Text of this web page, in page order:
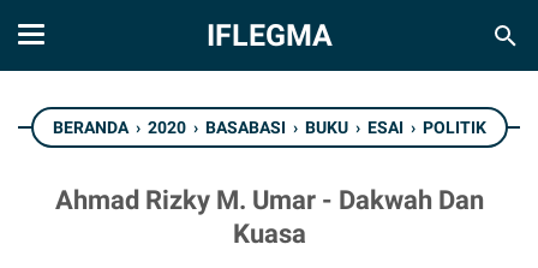
IFLEGMA
BERANDA › 2020 › BASABASI › BUKU › ESAI › POLITIK
Ahmad Rizky M. Umar - Dakwah Dan
Kuasa